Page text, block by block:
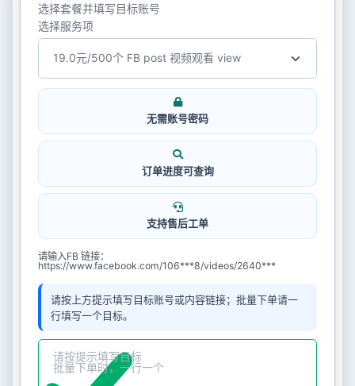
选择套餐并填写目标账号
选择服务项
无需账号密码
订单进度可查询
支持售后工单
请输入FB 链接：
https://www.facebook.com/106***8/videos/2640***
请按上方提示填写目标账号或内容链接；批量下单请一
行填写一个目标。